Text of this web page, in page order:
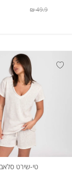
49.9 ₪
טי-שירט סלאב